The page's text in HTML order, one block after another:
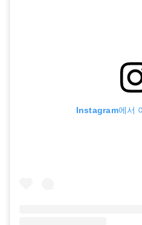
Instagram에서